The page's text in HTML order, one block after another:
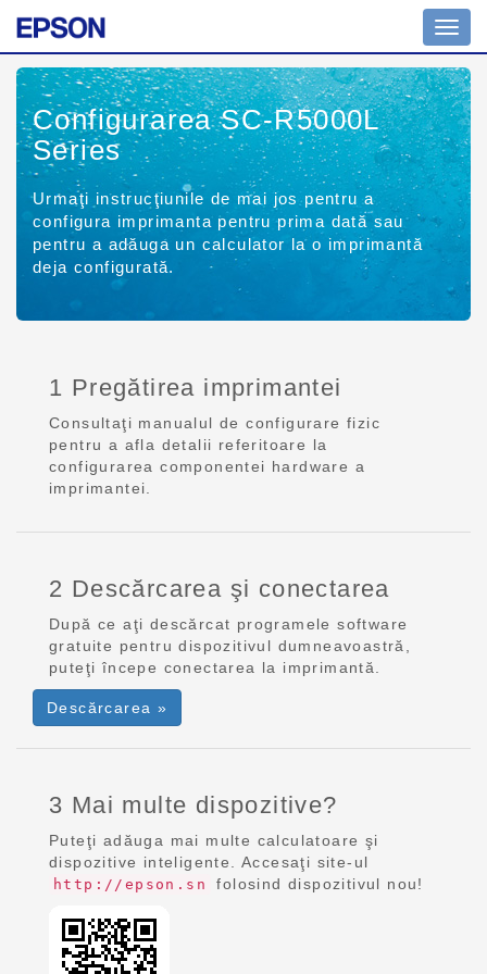
Configurarea SC-R5000L
Series
Urmaţi instrucţiunile de mai jos pentru a
configura imprimanta pentru prima dată sau
pentru a adăuga un calculator la o imprimantă
deja configurată.
1 Pregătirea imprimantei
Consultaţi manualul de configurare fizic
pentru a afla detalii referitoare la
configurarea componentei hardware a
imprimantei.
2 Descărcarea şi conectarea
După ce aţi descărcat programele software
gratuite pentru dispozitivul dumneavoastră,
puteţi începe conectarea la imprimantă.
Descărcarea »
3 Mai multe dispozitive?
Puteţi adăuga mai multe calculatoare şi
dispozitive inteligente. Accesaţi site-ul
http://epson.sn folosind dispozitivul nou!